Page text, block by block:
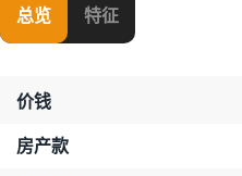
总览 特征
价钱
房产款